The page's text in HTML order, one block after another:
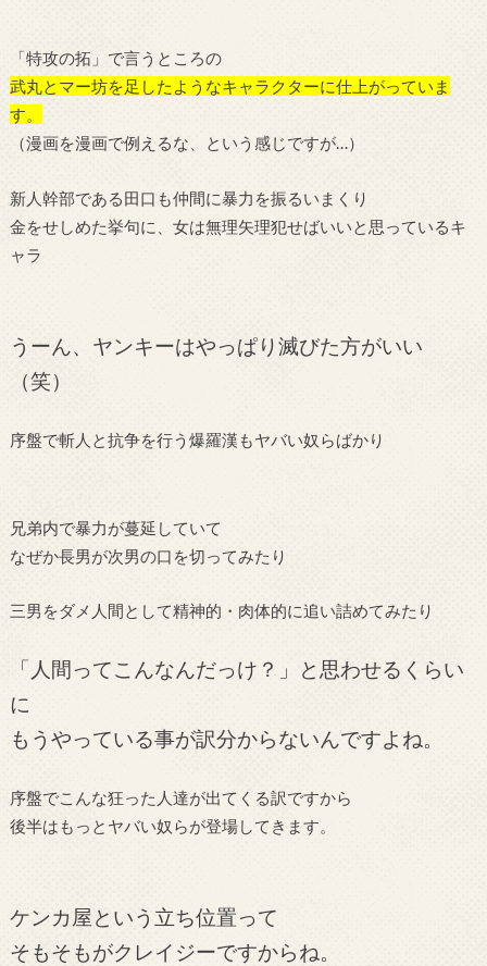
「特攻の拓」で言うところの
武丸とマー坊を足したようなキャラクターに仕上がっていま
す。
（漫画を漫画で例えるな、という感じですが…）
新人幹部である田口も仲間に暴力を振るいまくり
金をせしめた挙句に、女は無理矢理犯せばいいと思っているキ
ャラ
うーん、ヤンキーはやっぱり滅びた方がいい
（笑）
序盤で斬人と抗争を行う爆羅漢もヤバい奴らばかり
兄弟内で暴力が蔓延していて
なぜか長男が次男の口を切ってみたり
三男をダメ人間として精神的・肉体的に追い詰めてみたり
「人間ってこんなんだっけ？」と思わせるくらい
に
もうやっている事が訳分からないんですよね。
序盤でこんな狂った人達が出てくる訳ですから
後半はもっとヤバい奴らが登場してきます。
ケンカ屋という立ち位置って
そもそもがクレイジーですからね。